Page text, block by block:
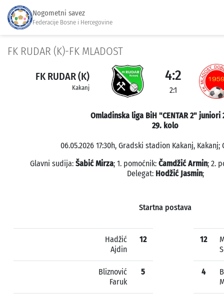
Nogometni savez
Federacije Bosne i Hercegovine
FK RUDAR (K)-FK MLADOST
FK RUDAR (K)
Kakanj
4:2
2:1
Omladinska liga BiH "CENTAR 2" juniori
29. kolo
06.05.2026 17:30h, Gradski stadion Kakanj, Kakanj;
Glavni sudija: Šabić Mirza; 1. pomoćnik: Čamdžić Armin; 2.
Delegat: Hodžić Jasmin;
Startna postava
Hadžić
Ajdin
12
Bliznović
Faruk
5
12
4